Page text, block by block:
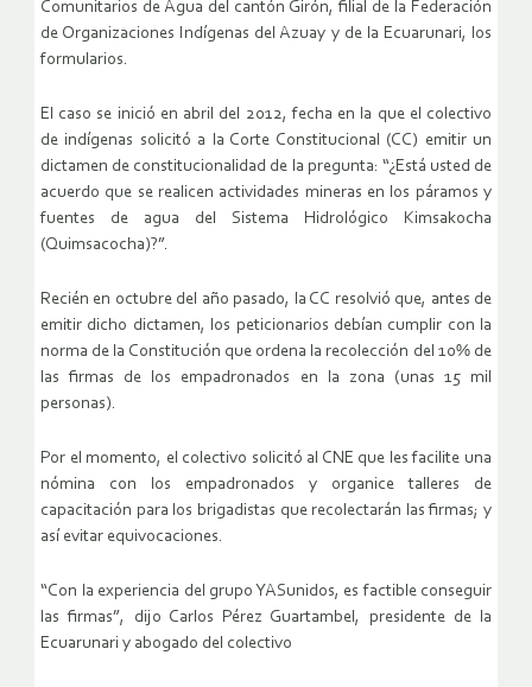
Comunitarios de Agua del cantón Girón, filial de la Federación
de Organizaciones Indígenas del Azuay y de la Ecuarunari, los
formularios.
El caso se inició en abril del 2012, fecha en la que el colectivo
de indígenas solicitó a la Corte Constitucional (CC) emitir un
dictamen de constitucionalidad de la pregunta: “¿Está usted de
acuerdo que se realicen actividades mineras en los páramos y
fuentes de agua del Sistema Hidrológico Kimsakocha
(Quimsacocha)?”.
Recién en octubre del año pasado, la CC resolvió que, antes de
emitir dicho dictamen, los peticionarios debían cumplir con la
norma de la Constitución que ordena la recolección del 10% de
las firmas de los empadronados en la zona (unas 15 mil
personas).
Por el momento, el colectivo solicitó al CNE que les facilite una
nómina con los empadronados y organice talleres de
capacitación para los brigadistas que recolectarán las firmas; y
así evitar equivocaciones.
“Con la experiencia del grupo YASunidos, es factible conseguir
las firmas”, dijo Carlos Pérez Guartambel, presidente de la
Ecuarunari y abogado del colectivo